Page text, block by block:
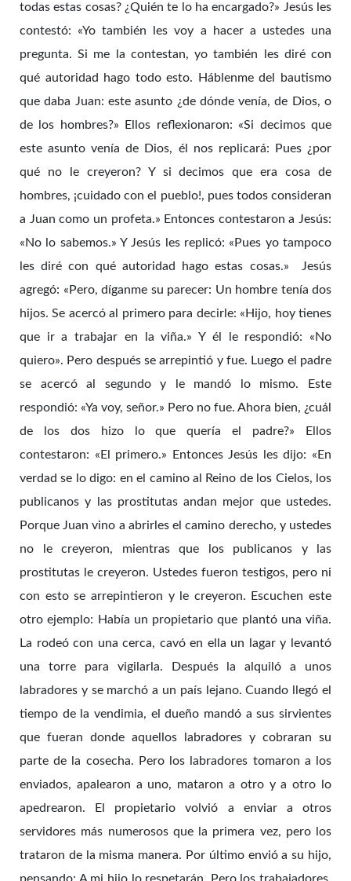
todas estas cosas? ¿Quién te lo ha encargado?» Jesús les
contestó: «Yo también les voy a hacer a ustedes una
pregunta. Si me la contestan, yo también les diré con
qué autoridad hago todo esto. Háblenme del bautismo
que daba Juan: este asunto ¿de dónde venía, de Dios, o
de los hombres?» Ellos reflexionaron: «Si decimos que
este asunto venía de Dios, él nos replicará: Pues ¿por
qué no le creyeron? Y si decimos que era cosa de
hombres, ¡cuidado con el pueblo!, pues todos consideran
a Juan como un profeta.» Entonces contestaron a Jesús:
«No lo sabemos.» Y Jesús les replicó: «Pues yo tampoco
les diré con qué autoridad hago estas cosas.» Jesús
agregó: «Pero, díganme su parecer: Un hombre tenía dos
hijos. Se acercó al primero para decirle: «Hijo, hoy tienes
que ir a trabajar en la viña.» Y él le respondió: «No
quiero». Pero después se arrepintió y fue. Luego el padre
se acercó al segundo y le mandó lo mismo. Este
respondió: «Ya voy, señor.» Pero no fue. Ahora bien, ¿cuál
de los dos hizo lo que quería el padre?» Ellos
contestaron: «El primero.» Entonces Jesús les dijo: «En
verdad se lo digo: en el camino al Reino de los Cielos, los
publicanos y las prostitutas andan mejor que ustedes.
Porque Juan vino a abrirles el camino derecho, y ustedes
no le creyeron, mientras que los publicanos y las
prostitutas le creyeron. Ustedes fueron testigos, pero ni
con esto se arrepintieron y le creyeron. Escuchen este
otro ejemplo: Había un propietario que plantó una viña.
La rodeó con una cerca, cavó en ella un lagar y levantó
una torre para vigilarla. Después la alquiló a unos
labradores y se marchó a un país lejano. Cuando llegó el
tiempo de la vendimia, el dueño mandó a sus sirvientes
que fueran donde aquellos labradores y cobraran su
parte de la cosecha. Pero los labradores tomaron a los
enviados, apalearon a uno, mataron a otro y a otro lo
apedrearon. El propietario volvió a enviar a otros
servidores más numerosos que la primera vez, pero los
trataron de la misma manera. Por último envió a su hijo,